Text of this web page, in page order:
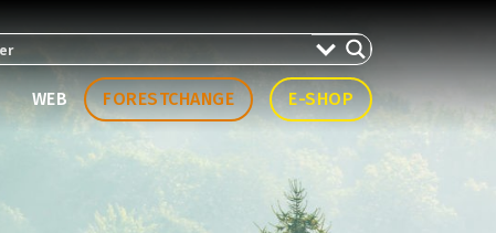
WEB FORESTCHANGE E-SHOP